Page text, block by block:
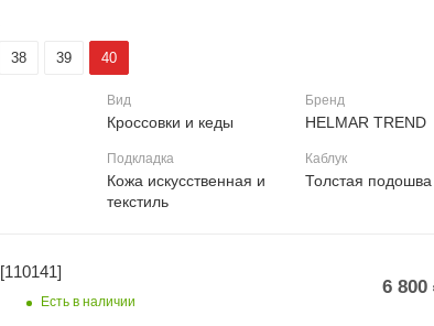
38 39 40
Вид
Кроссовки и кеды
Бренд
HELMAR TREND
Подкладка
Кожа искусственная и
текстиль
Каблук
Толстая подошва
Есть в наличии
6 800